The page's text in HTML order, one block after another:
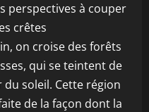
perspectives à couper
crêtes
on croise des forêts
qui se teintent de
soleil. Cette région
de la façon dont la